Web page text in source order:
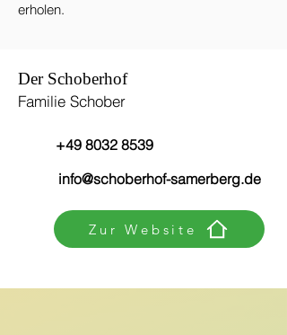
erholen.
Der Schoberhof
Familie Schober
+49 8032 8539
info@schoberhof-samerberg.de
Zur Website